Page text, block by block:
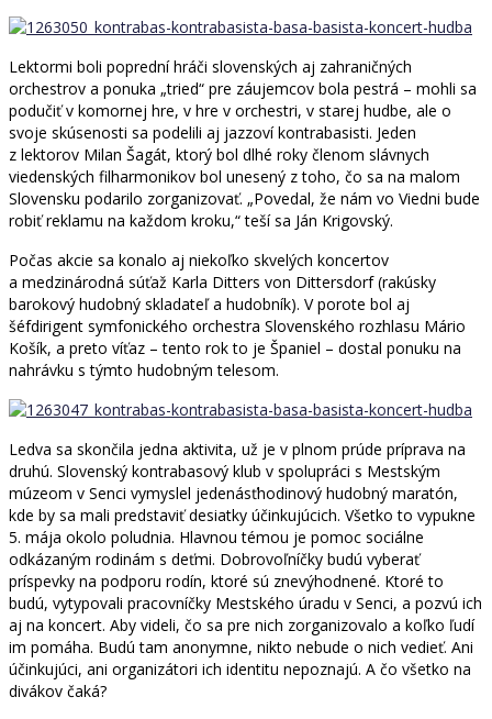
Lektormi boli poprední hráči slovenských aj zahraničných
orchestrov a ponuka „tried“ pre záujemcov bola pestrá – mohli sa
podučiť v komornej hre, v hre v orchestri, v starej hudbe, ale o
svoje skúsenosti sa podelili aj jazzoví kontrabasisti. Jeden
z lektorov Milan Šagát, ktorý bol dlhé roky členom slávnych
viedenských filharmonikov bol unesený z toho, čo sa na malom
Slovensku podarilo zorganizovať. „Povedal, že nám vo Viedni bude
robiť reklamu na každom kroku,“ teší sa Ján Krigovský.
Počas akcie sa konalo aj niekoľko skvelých koncertov
a medzinárodná súťaž Karla Ditters von Dittersdorf (rakúsky
barokový hudobný skladateľ a hudobník). V porote bol aj
šéfdirigent symfonického orchestra Slovenského rozhlasu Mário
Košík, a preto víťaz – tento rok to je Španiel – dostal ponuku na
nahrávku s týmto hudobným telesom.
Ledva sa skončila jedna aktivita, už je v plnom prúde príprava na
druhú. Slovenský kontrabasový klub v spolupráci s Mestským
múzeom v Senci vymyslel jedenásťhodinový hudobný maratón,
kde by sa mali predstaviť desiatky účinkujúcich. Všetko to vypukne
5. mája okolo poludnia. Hlavnou témou je pomoc sociálne
odkázaným rodinám s deťmi. Dobrovoľníčky budú vyberať
príspevky na podporu rodín, ktoré sú znevýhodnené. Ktoré to
budú, vytypovali pracovníčky Mestského úradu v Senci, a pozvú ich
aj na koncert. Aby videli, čo sa pre nich zorganizovalo a koľko ľudí
im pomáha. Budú tam anonymne, nikto nebude o nich vedieť. Ani
účinkujúci, ani organizátori ich identitu nepoznajú. A čo všetko na
divákov čaká?